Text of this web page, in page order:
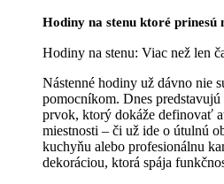
Hodiny na stenu ktoré prinesú
Hodiny na stenu: Viac než len
Nástenné hodiny už dávno nie
pomocníkom. Dnes
prvok, ktorý dokáže definovať
miestnosti – či už ide o útulnú
kuchyňu alebo profesionálnu
dekoráciou, ktorá spája